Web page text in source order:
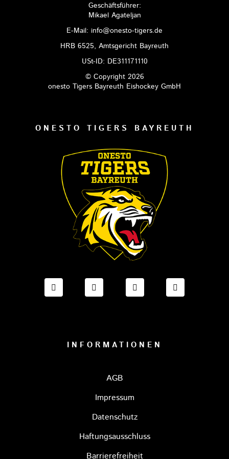
Geschäftsführer:
Mikael Agateljan
E-Mail: info@onesto-tigers.de
HRB 6525, Amtsgericht Bayreuth
USt-ID: DE311171110
© Copyright 2026
onesto Tigers Bayreuth Eishockey GmbH
ONESTO TIGERS BAYREUTH
FACEBOOK ONESTO TIGERS BAYREUTH
INSTAGRAM ONESTO TIGERS
TIKTOK ONESTO
INFORMATIONEN
AGB
Impressum
Datenschutz
Haftungsausschluss
Barrierefreiheit